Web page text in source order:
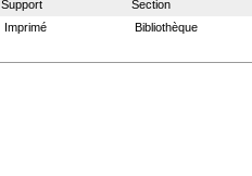
Support Section
Imprimé Bibliothèque